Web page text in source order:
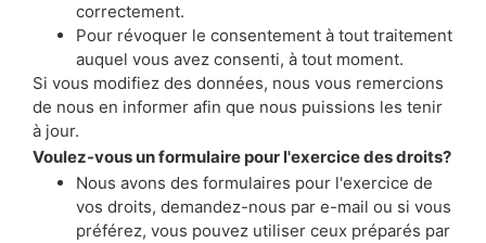
correctement.
Pour révoquer le consentement à tout traitement
auquel vous avez consenti, à tout moment.
Si vous modifiez des données, nous vous remercions
de nous en informer afin que nous puissions les tenir
à jour.
Voulez-vous un formulaire pour l'exercice des droits?
Nous avons des formulaires pour l'exercice de
vos droits, demandez-nous par e-mail ou si vous
préférez, vous pouvez utiliser ceux préparés par